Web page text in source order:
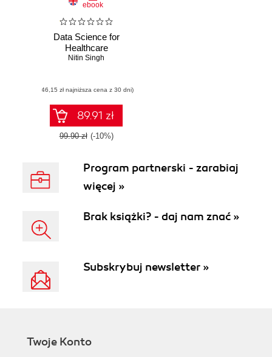
ebook
Data Science for
Healthcare
Nitin Singh
(46,15 zł najniższa cena z 30 dni)
89.91 zł
99.90 zł (-10%)
Program partnerski - zarabiaj
więcej »
Brak książki? - daj nam znać »
Subskrybuj newsletter »
Twoje Konto